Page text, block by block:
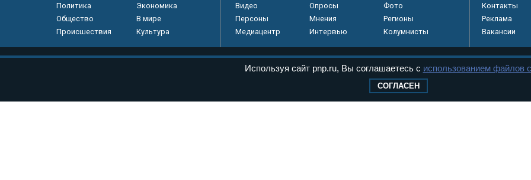
Политика
Экономика
Общество
В мире
Происшествия
Культура
Видео Опросы
Фото
Персоны
Мнения
Регионы
Медиацентр
Интервью Колумнисты
Контакты
Реклама
Вакансии
массовых коммуникаций (Роскомнадзор) 05 августа 2011 года. 18+
Используя сайт pnp.ru, Вы соглашаетесь с использованием файлов
СОГЛАСЕН